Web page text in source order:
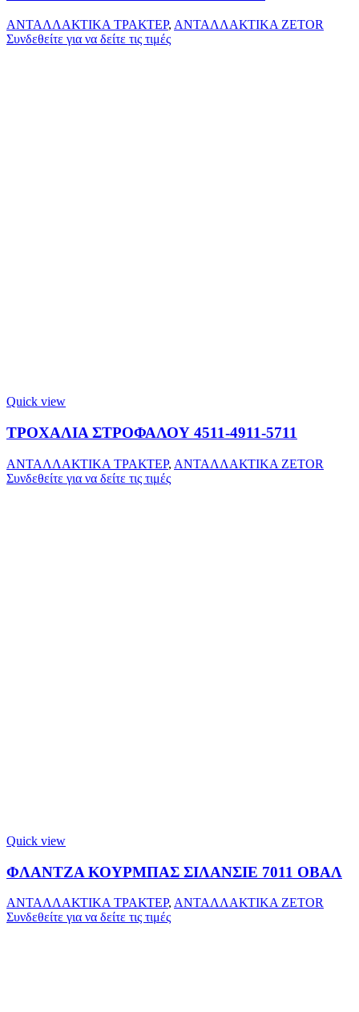
ΑΝΤΑΛΛΑΚΤΙΚΑ ΤΡΑΚΤΕΡ, ΑΝΤΑΛΛΑΚΤΙΚΑ ZETOR
Συνδεθείτε για να δείτε τις τιμές
Quick view
ΤΡΟΧΑΛΙΑ ΣΤΡΟΦΑΛΟΥ 4511-4911-5711
ΑΝΤΑΛΛΑΚΤΙΚΑ ΤΡΑΚΤΕΡ, ΑΝΤΑΛΛΑΚΤΙΚΑ ZETOR
Συνδεθείτε για να δείτε τις τιμές
Quick view
ΦΛΑΝΤΖΑ ΚΟΥΡΜΠΑΣ ΣΙΛΑΝΣΙΕ 7011 ΟΒΑΛ
ΑΝΤΑΛΛΑΚΤΙΚΑ ΤΡΑΚΤΕΡ, ΑΝΤΑΛΛΑΚΤΙΚΑ ZETOR
Συνδεθείτε για να δείτε τις τιμές